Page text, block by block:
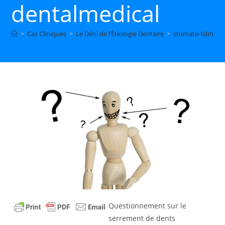
dentalmedical
> Cas Cliniques > Le Déni de l’Étiologie Dentaire > stomato-tdm-
Questionnement sur le
serrement de dents